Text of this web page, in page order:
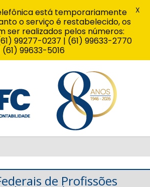
de Profissões
está temporariamente
o serviço é restabelecido, os
ser realizados pelos números:
99277-0237 | (61) 99633-2770
(61) 99633-5016
X